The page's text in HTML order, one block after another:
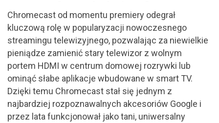
Chromecast od momentu premiery odegrał
kluczową rolę w popularyzacji nowoczesnego
streamingu telewizyjnego, pozwalając za niewielkie
pieniądze zamienić stary telewizor z wolnym
portem HDMI w centrum domowej rozrywki lub
ominąć słabe aplikacje wbudowane w smart TV.
Dzięki temu Chromecast stał się jednym z
najbardziej rozpoznawalnych akcesoriów Google i
przez lata funkcjonował jako tani, uniwersalny